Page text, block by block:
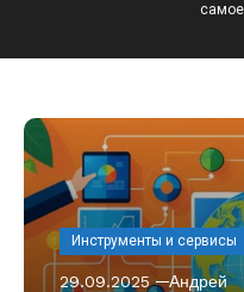
Инструменты и сервисы
29.09.2025 Андрей